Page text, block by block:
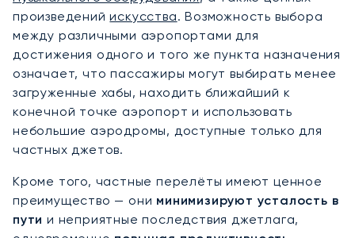
произведенийискусства. Возможность выбора
между различными аэропортами для
достижения одного и того же пункта назначения
означает, что пассажиры могут выбирать менее
загруженные хабы, находить ближайший к
конечной точке аэропорт и использовать
небольшие аэродромы, доступные только для
частных джетов.
Кроме того, частные перелёты имеют ценное
преимущество — они минимизируют усталость в
пути и неприятные последствия джетлага,